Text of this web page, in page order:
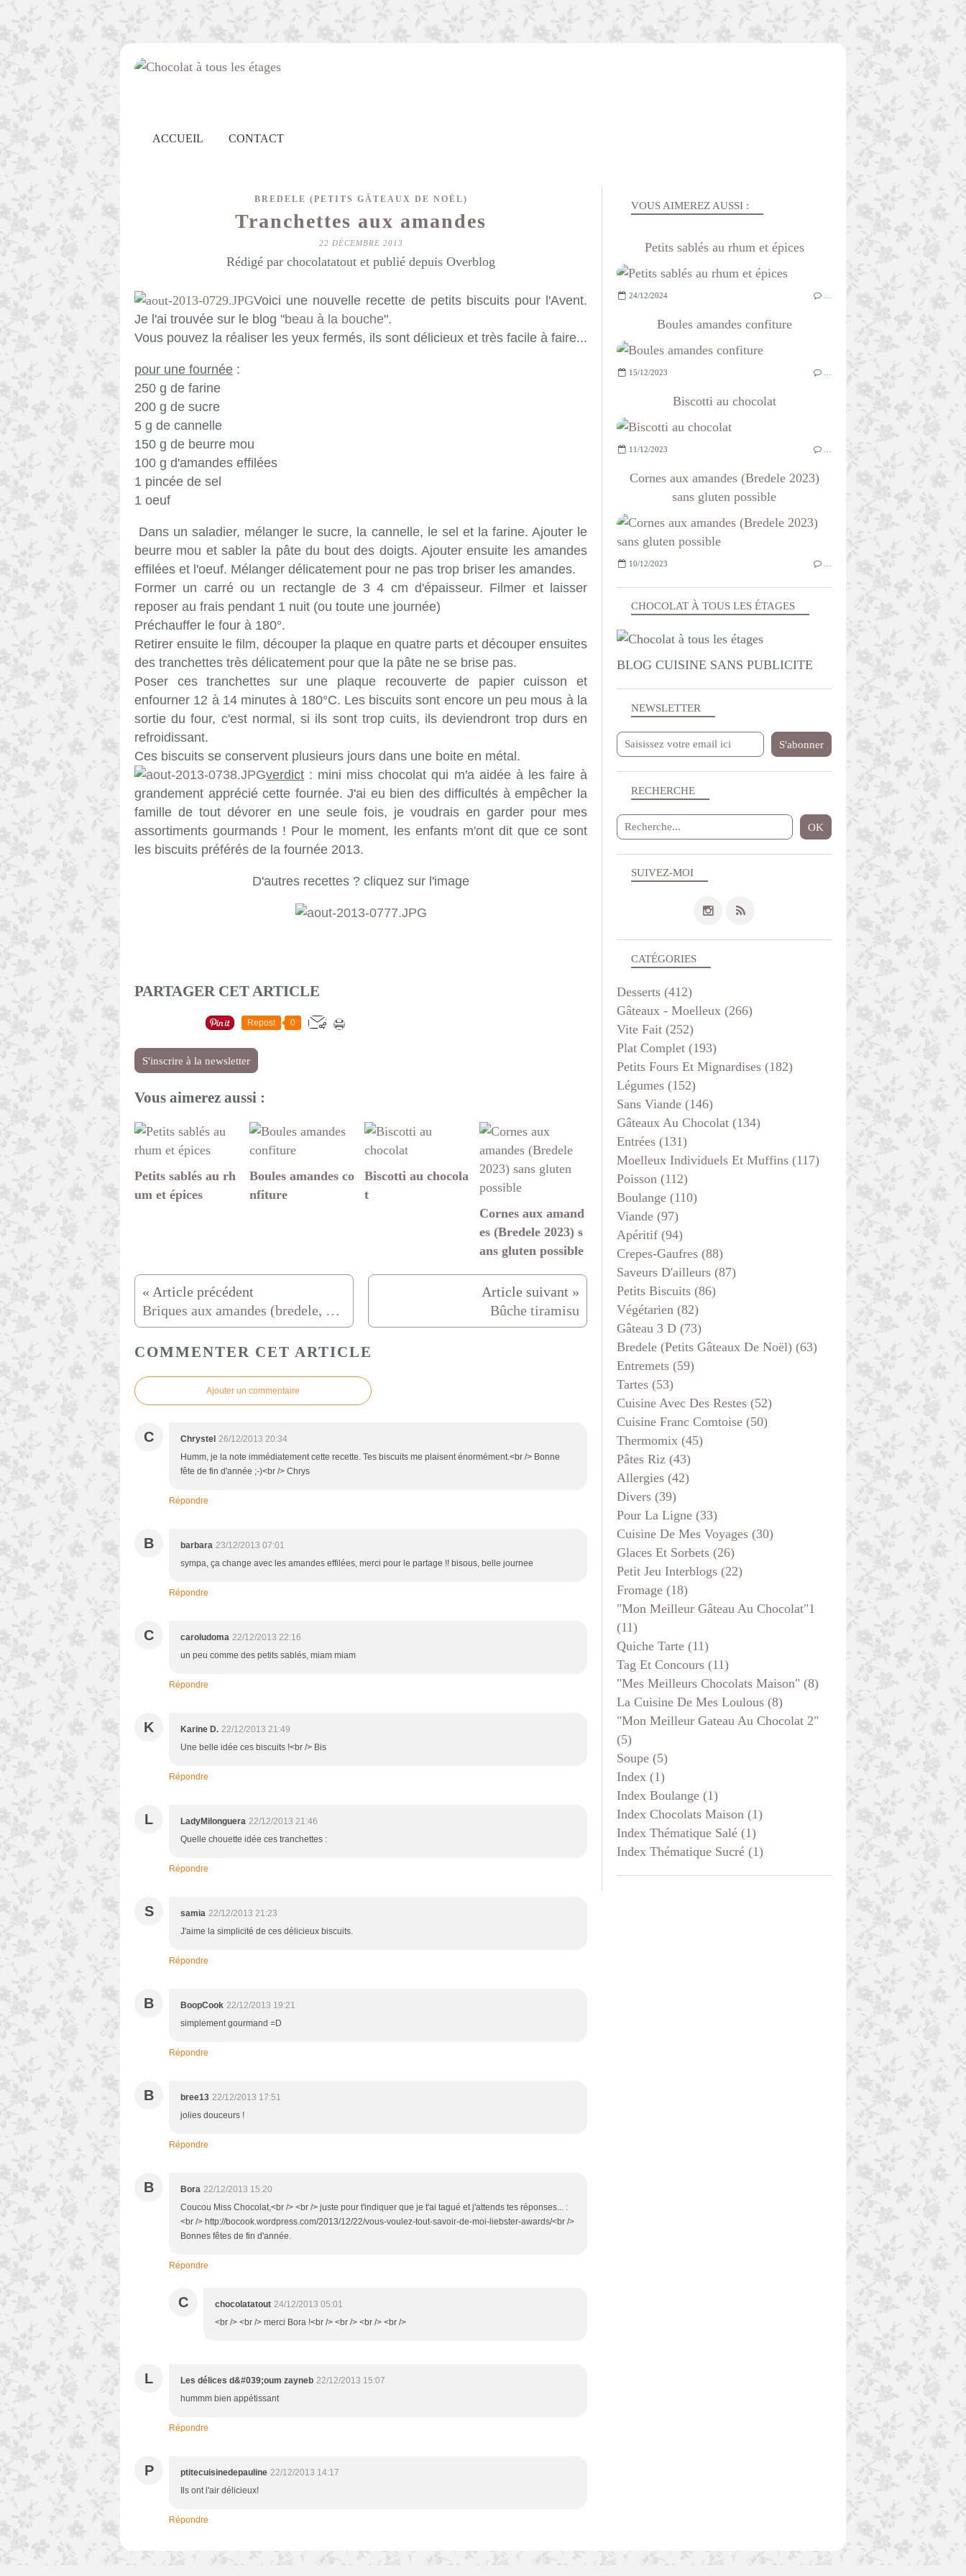
ACCUEIL CONTACT
BREDELE (PETITS GÂTEAUX DE NOËL)
Tranchettes aux amandes
22 DÉCEMBRE 2013
Rédigé par chocolatatout et publié depuis Overblog
Voici une nouvelle recette de petits biscuits pour l'Avent.
Je l'ai trouvée sur le blog "beau à la bouche".
Vous pouvez la réaliser les yeux fermés, ils sont délicieux et très facile à faire...
pour une fournée :
250 g de farine
200 g de sucre
5 g de cannelle
150 g de beurre mou
100 g d'amandes effilées
1 pincée de sel
1 oeuf
Dans un saladier, mélanger le sucre, la cannelle, le sel et la farine. Ajouter le
beurre mou et sabler la pâte du bout des doigts. Ajouter ensuite les amandes
effilées et l'oeuf. Mélanger délicatement pour ne pas trop briser les amandes.
Former un carré ou un rectangle de 3 4 cm d'épaisseur. Filmer et laisser
reposer au frais pendant 1 nuit (ou toute une journée)
Préchauffer le four à 180°.
Retirer ensuite le film, découper la plaque en quatre parts et découper ensuites
des tranchettes très délicatement pour que la pâte ne se brise pas.
Poser ces tranchettes sur une plaque recouverte de papier cuisson et
enfourner 12 à 14 minutes à 180°C. Les biscuits sont encore un peu mous à la
sortie du four, c'est normal, si ils sont trop cuits, ils deviendront trop durs en
refroidissant.
Ces biscuits se conservent plusieurs jours dans une boite en métal.
verdict : mini miss chocolat qui m'a aidée à les faire à
grandement apprécié cette fournée. J'ai eu bien des difficultés à empêcher la
famille de tout dévorer en une seule fois, je voudrais en garder pour mes
assortiments gourmands ! Pour le moment, les enfants m'ont dit que ce sont
les biscuits préférés de la fournée 2013.
D'autres recettes ? cliquez sur l'image
PARTAGER CET ARTICLE
Repost 0
S'inscrire à la newsletter
Vous aimerez aussi :
Petits sablés au rh
um et épices
Boules amandes co
nfiture
Biscotti au chocola
t
Cornes aux amand
es (Bredele 2023) s
ans gluten possible
Briques aux amandes (bredele, petits gâteaux de Noël) Bûche tiramisu
COMMENTER CET ARTICLE
Ajouter un commentaire
C Chrystel 26/12/2013 20:34
Humm, je la note immédiatement cette recette. Tes biscuits me plaisent énormément.<br /> Bonne
fête de fin d'année ;-)<br /> Chrys
Répondre
B barbara 23/12/2013 07:01
sympa, ça change avec les amandes effilées, merci pour le partage !! bisous, belle journee
Répondre
C caroludoma 22/12/2013 22:16
un peu comme des petits sablés, miam miam
Répondre
K Karine D. 22/12/2013 21:49
Une belle idée ces biscuits !<br /> Bis
Répondre
L LadyMilonguera 22/12/2013 21:46
Quelle chouette idée ces tranchettes :
Répondre
S samia 22/12/2013 21:23
J'aime la simplicité de ces délicieux biscuits.
Répondre
B BoopCook 22/12/2013 19:21
simplement gourmand =D
Répondre
B bree13 22/12/2013 17:51
jolies douceurs !
Répondre
B Bora 22/12/2013 15:20
Coucou Miss Chocolat,<br /> <br /> juste pour t'indiquer que je t'ai tagué et j'attends tes réponses... :
<br /> http://bocook.wordpress.com/2013/12/22/vous-voulez-tout-savoir-de-moi-liebster-awards/<br />
Bonnes fêtes de fin d'année.
Répondre
C chocolatatout 24/12/2013 05:01
<br /> <br /> merci Bora !<br /> <br /> <br /> <br />
L Les délices d&#039;oum zayneb 22/12/2013 15:07
hummm bien appétissant
Répondre
P ptitecuisinedepauline 22/12/2013 14:17
Ils ont l'air délicieux!
Répondre
NEWSLETTER
SUIVEZ-MOI
RECHERCHE
CHOCOLAT À TOUS LES ÉTAGES
BLOG CUISINE SANS PUBLICITE
VOUS AIMEREZ AUSSI :
Petits sablés au rhum et épices
24/12/2024
Boules amandes confiture
15/12/2023
Biscotti au chocolat
11/12/2023
Cornes aux amandes (Bredele 2023)
sans gluten possible
10/12/2023
CATÉGORIES
Desserts (412)
Gâteaux - Moelleux (266)
Vite Fait (252)
Plat Complet (193)
Petits Fours Et Mignardises (182)
Légumes (152)
Sans Viande (146)
Gâteaux Au Chocolat (134)
Entrées (131)
Moelleux Individuels Et Muffins (117)
Poisson (112)
Boulange (110)
Viande (97)
Apéritif (94)
Crepes-Gaufres (88)
Saveurs D'ailleurs (87)
Petits Biscuits (86)
Végétarien (82)
Gâteau 3 D (73)
Bredele (petits Gâteaux De Noël) (63)
Entremets (59)
Tartes (53)
Cuisine Avec Des Restes (52)
Cuisine Franc Comtoise (50)
Thermomix (45)
Pâtes Riz (43)
Allergies (42)
Divers (39)
Pour La Ligne (33)
Cuisine De Mes Voyages (30)
Glaces Et Sorbets (26)
Petit Jeu Interblogs (22)
Fromage (18)
"mon Meilleur Gâteau Au Chocolat"1
(11)
Quiche Tarte (11)
Tag Et Concours (11)
"mes Meilleurs Chocolats Maison" (8)
La Cuisine De Mes Loulous (8)
"mon Meilleur Gateau Au Chocolat 2"
(5)
Soupe (5)
Index (1)
Index Boulange (1)
Index Chocolats Maison (1)
Index Thématique Salé (1)
Index Thématique Sucré (1)